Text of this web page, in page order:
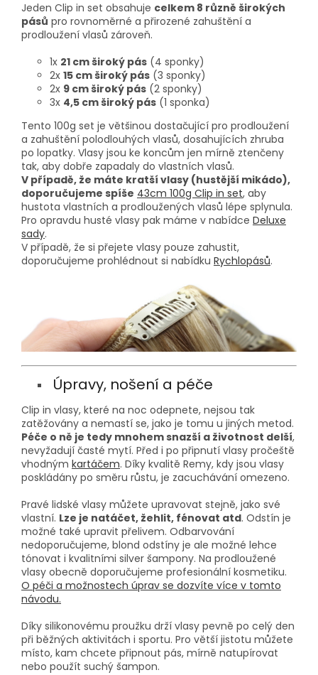
Jeden Clip in set obsahuje celkem 8 různě širokých
pásů pro rovnoměrné a přirozené zahuštění a
prodloužení vlasů zároveň.
1x 21 cm široký pás (4 sponky)
2x 15 cm široký pás (3 sponky)
2x 9 cm široký pás (2 sponky)
3x 4,5 cm široký pás (1 sponka)
Tento 100g set je většinou dostačující pro prodloužení
a zahuštění polodlouhých vlasů, dosahujících zhruba
po lopatky. Vlasy jsou ke koncům jen mírně ztenčeny
tak, aby dobře zapadaly do vlastních vlasů.
V případě, že máte kratší vlasy (hustější mikádo),
doporučujeme spíše 43cm 100g Clip in set, aby
hustota vlastních a prodloužených vlasů lépe splynula.
Pro opravdu husté vlasy pak máme v nabídce Deluxe
sady.
V případě, že si přejete vlasy pouze zahustit,
doporučujeme prohlédnout si nabídku Rychlopásů.
Úpravy, nošení a péče
Clip in vlasy, které na noc odepnete, nejsou tak
zatěžovány a nemastí se, jako je tomu u jiných metod.
Péče o ně je tedy mnohem snazší a životnost delší,
nevyžadují časté mytí. Před i po připnutí vlasy pročeště
vhodným kartáčem. Díky kvalitě Remy, kdy jsou vlasy
poskládány po směru růstu, je zacuchávání omezeno.
Pravé lidské vlasy můžete upravovat stejně, jako své
vlastní. Lze je natáčet, žehlit, fénovat atd. Odstín je
možné také upravit přelivem. Odbarvování
nedoporučujeme, blond odstíny je ale možné lehce
tónovat i kvalitními silver šampony. Na prodloužené
vlasy obecně doporučujeme profesionální kosmetiku.
O péči a možnostech úprav se dozvíte více v tomto
návodu.
Díky silikonovému proužku drží vlasy pevně po celý den
při běžných aktivitách i sportu. Pro větší jistotu můžete
místo, kam chcete připnout pás, mírně natupírovat
nebo použít suchý šampon.